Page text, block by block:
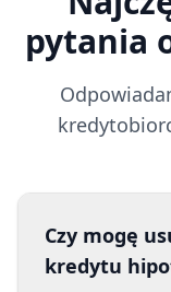
pytania
Czy mogę
kredytu